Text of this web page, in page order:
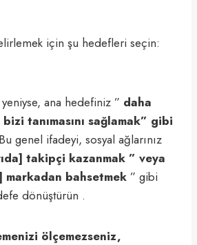
için şu hedefleri seçin:
ana hedefiniz ” daha
tanımasını sağlamak” gibi
Bu genel ifadeyi, sosyal ağlarınız
takipçi kazanmak ” veya
markadan bahsetmek ” gibi
dönüştürün .
ölçemezseniz,